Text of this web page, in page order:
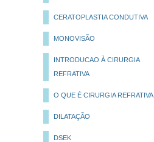
CERATOPLASTIA CONDUTIVA
MONOVISÃO
INTRODUCAO À CIRURGIA
REFRATIVA
O QUE É CIRURGIA REFRATIVA
DILATAÇÃO
DSEK